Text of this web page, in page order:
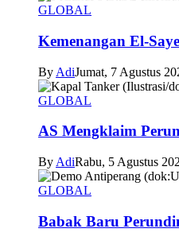
GLOBAL
Kemenangan El-
By AdiJumat, 7 Agustus
GLOBAL
AS Mengklaim
By AdiRabu, 5 Agustus
GLOBAL
Babak Baru